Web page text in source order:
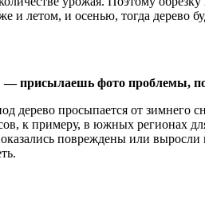
и летом, и осенью, тогда дерево
— присылаешь фото проблемы,
дерево просыпается от
к примеру, в южных регионах
повреждены или